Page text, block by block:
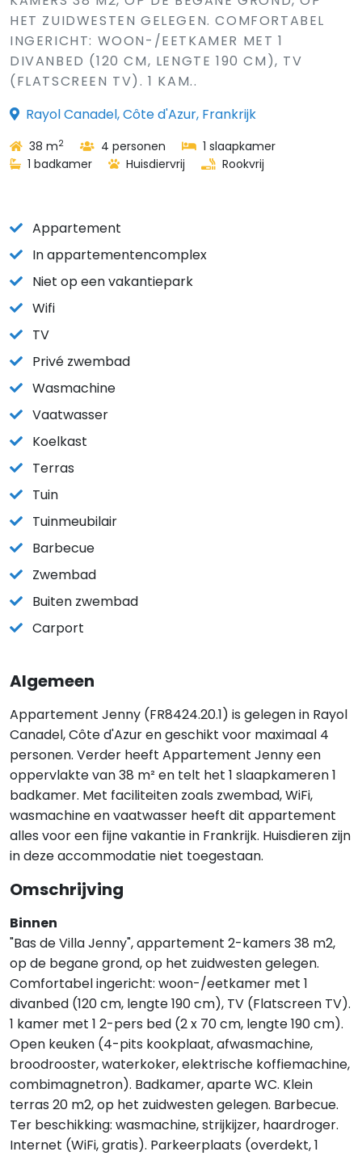
HET ZUIDWESTEN GELEGEN. COMFORTABEL
INGERICHT: WOON-/EETKAMER MET 1
DIVANBED (120 CM, LENGTE 190 CM), TV
(FLATSCREEN TV). 1 KAM..
Rayol Canadel, Côte d'Azur, Frankrijk
38 m2 4 personen
1 slaapkamer
1 badkamer
Huisdiervrij Rookvrij
Appartement
In appartementencomplex
Niet op een vakantiepark
Wifi
TV
Privé zwembad
Wasmachine
Vaatwasser
Koelkast
Terras
Tuin
Tuinmeubilair
Barbecue
Zwembad
Buiten zwembad
Carport
Algemeen
Appartement Jenny (FR8424.20.1) is gelegen in Rayol
Canadel, Côte d'Azur en geschikt voor maximaal 4
personen. Verder heeft Appartement Jenny een
oppervlakte van 38 m² en telt het 1 slaapkameren 1
badkamer. Met faciliteiten zoals zwembad, WiFi,
wasmachine en vaatwasser heeft dit appartement
alles voor een fijne vakantie in Frankrijk. Huisdieren zijn
in deze accommodatie niet toegestaan.
Omschrijving
Binnen
"Bas de Villa Jenny", appartement 2-kamers 38 m2,
op de begane grond, op het zuidwesten gelegen.
Comfortabel ingericht: woon-/eetkamer met 1
divanbed (120 cm, lengte 190 cm), TV (Flatscreen TV).
1 kamer met 1 2-pers bed (2 x 70 cm, lengte 190 cm).
Open keuken (4-pits kookplaat, afwasmachine,
broodrooster, waterkoker, elektrische koffiemachine,
combimagnetron). Badkamer, aparte WC. Klein
terras 20 m2, op het zuidwesten gelegen. Barbecue.
Ter beschikking: wasmachine, strijkijzer, haardroger.
Internet (WiFi, gratis). Parkeerplaats (overdekt, 1